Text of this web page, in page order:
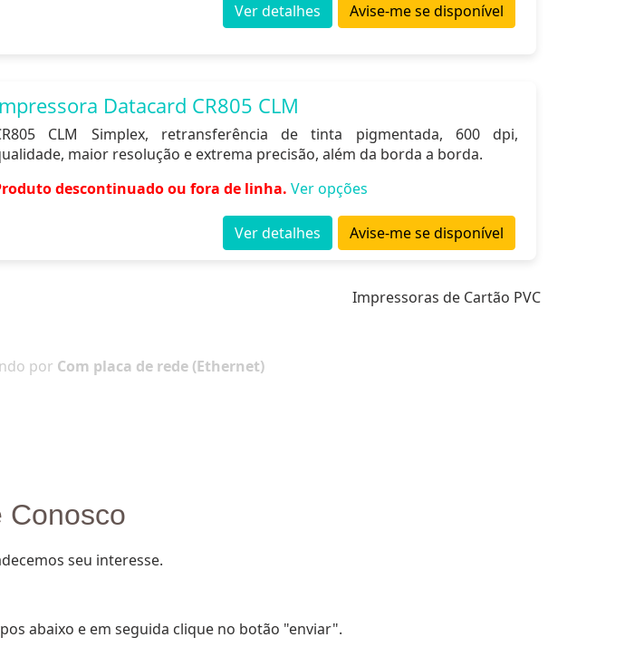
Avise-me se disponível
Ver detalhes
Datacard CR805 CLM
CLM Simplex, retransferência de tinta pigmentada, 600 dpi,
maior resolução e extrema precisão, além da borda a borda.
descontinuado ou fora de linha. Ver opções
Avise-me se disponível
Ver detalhes
Impressoras de Cartão PVC
por Com placa de rede (Ethernet)
Conosco
seu interesse.
abaixo e em seguida clique no botão "enviar".